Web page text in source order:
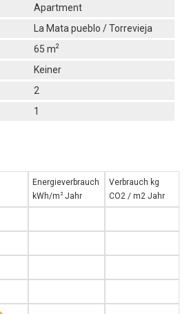
Apartment
La Mata pueblo / Torrevieja
65 m2
Keiner
2
1
Energieverbrauch
kWh/m 2Jahr
Verbrauch kg
CO2 / m2 Jahr